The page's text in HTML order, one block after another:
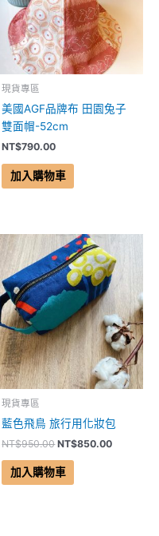
現貨專區
美國AGF品牌布 田園兔子
雙面帽-52cm
NT$790.00
加入購物車
現貨專區
藍色飛鳥 旅行用化妝包
NT$950.00
原
始
價
格：
NT$950.00。
NT$850.00
前
價
格：
加入購物車